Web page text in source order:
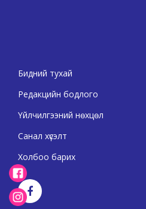
Бидний тухай
Редакцийн бодлого
Үйлчилгээний нөхцөл
Санал хүсэлт
Холбоо барих